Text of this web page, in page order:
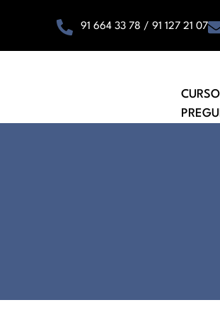
91 664 33 78 / 91 127 21 07